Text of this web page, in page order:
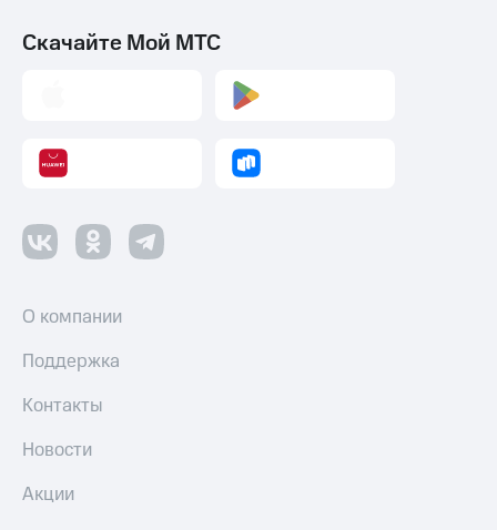
Скачайте Мой МТС
О компании
Поддержка
Контакты
Новости
Акции